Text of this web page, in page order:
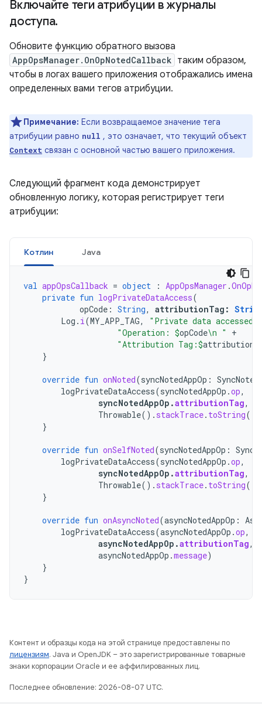
Включайте теги атрибуции в журналы
доступа.
Обновите функцию обратного вызова
AppOpsManager.OnOpNotedCallback таким образом,
чтобы в логах вашего приложения отображались имена
определенных вами тегов атрибуции.
Примечание: Если возвращаемое значение тега
атрибуции равно null , это означает, что текущий объект
Context связан с основной частью вашего приложения.
Следующий фрагмент кода демонстрирует
обновленную логику, которая регистрирует теги
атрибуции:
Котлин Java
val appOpsCallback = object : AppOpsManager .
private fun logPrivateDataAccess(
opCode : String, attributionTag :
Log . i(MY_APP_TAG,
"Private data
"Operation: $opCode\n "
+
"Attribution Tag:$
}
override fun onNoted(syncNotedAppOp :
logPrivateDataAccess(syncNotedAppOp .op,
syncNotedAppOp .attributionTag,
Throwable(). stackTrace. toString())
}
override fun onSelfNoted(syncNotedAppOp :
logPrivateDataAccess(syncNotedAppOp .op,
syncNotedAppOp .attributionTag,
Throwable(). stackTrace. toString())
}
override fun onAsyncNoted(asyncNotedAppOp :
logPrivateDataAccess(asyncNotedAppOp .op,
asyncNotedAppOp .attributionTag,
asyncNotedAppOp .message)
}
}
Контент и образцы кода на этой странице предоставлены по
лицензиям. Java и OpenJDK – это зарегистрированные товарные
знаки корпорации Oracle и ее аффилированных лиц.
Последнее обновление: 2026-08-07 UTC.